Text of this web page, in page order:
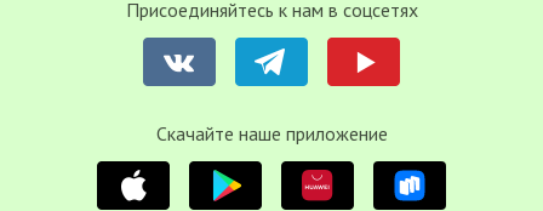
Присоединяйтесь к нам в соцсетях
Cкачайте наше приложение